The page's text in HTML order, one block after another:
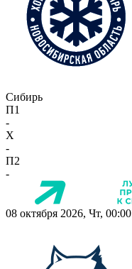
Сибирь
П1
-
X
-
П2
-
08 октября 2026, Чт, 00:00